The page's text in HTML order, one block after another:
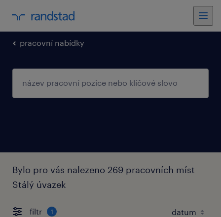
pracovní nabídky
Bylo pro vás nalezeno 269 pracovních míst
Stálý úvazek
filtr 1